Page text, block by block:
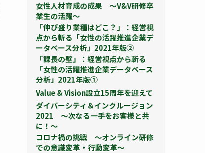
女性人材育成の成果 ～V&V研修卒
業生の活躍～
「伸び盛り業種はどこ？」：経営視
点から斬る「女性の活躍推進企業デ
ータベース分析」2021年版②
「課長の壁」：経営視点から斬る
「女性の活躍推進企業データベース
分析」2021年版①
Value & Vision設立15周年を迎えて
ダイバーシティ＆インクルージョン
2021 ～次なる一手をお客様と共
に！～
コロナ禍の挑戦 ～オンライン研修
での意識変革・行動変革～